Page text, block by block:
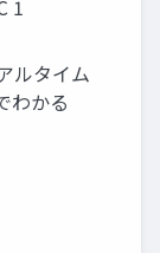
1
ルタイム
わかる